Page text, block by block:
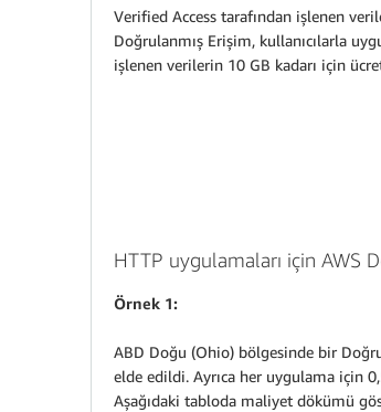
Verified Access tarafından işlenen
Doğrulanmış Erişim, kullanıcılarla
işlenen verilerin 10 GB kadarı için
HTTP uygulamaları için AWS
Örnek 1:
ABD Doğu (Ohio) bölgesinde bir
elde edildi. Ayrıca her uygulama için
Aşağıdaki tabloda maliyet dökümü